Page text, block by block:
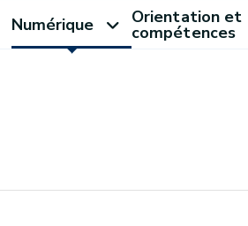
Numérique Orientation et
compétences